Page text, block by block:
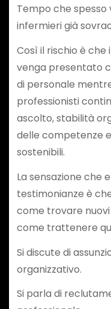
Tempo che spesso
infermieri già
Così il rischio è
venga presentato
di personale
professionisti
ascolto, stabilità
delle competenze
sostenibili.
La sensazione che
testimonianze è
come trovare
come trattenere
Si discute di
organizzativo.
Si parla di